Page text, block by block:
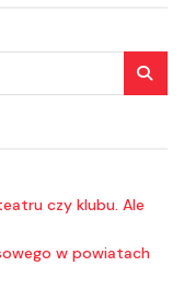
czy klubu. Ale
w powiatach